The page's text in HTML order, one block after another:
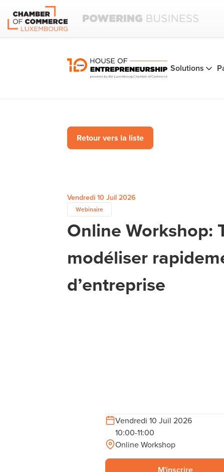
Solutions
Retour vers la liste
Vendredi 10 Juil 2026
Webinaire
Online Workshop:
modéliser
d’entreprise
Vendredi 10 Juil 2026
10:00-11:00
Online Workshop